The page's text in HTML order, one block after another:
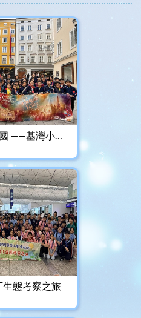
歌聲響遍聯合國 ——基灣小學(愛蝶灣)奧中交流之旅
生態考察之旅